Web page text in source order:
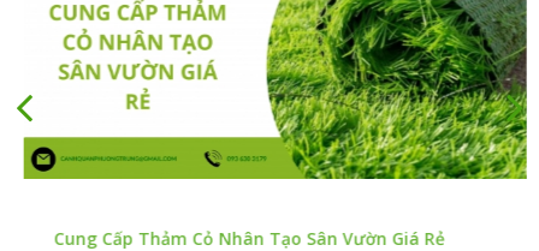
Cung Cấp Thảm Cỏ Nhân Tạo Sân Vườn Giá Rẻ